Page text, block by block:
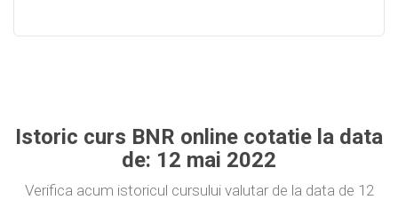
Istoric curs BNR online cotatie la data
de: 12 mai 2022
Verifica acum istoricul cursului valutar de la data de 12